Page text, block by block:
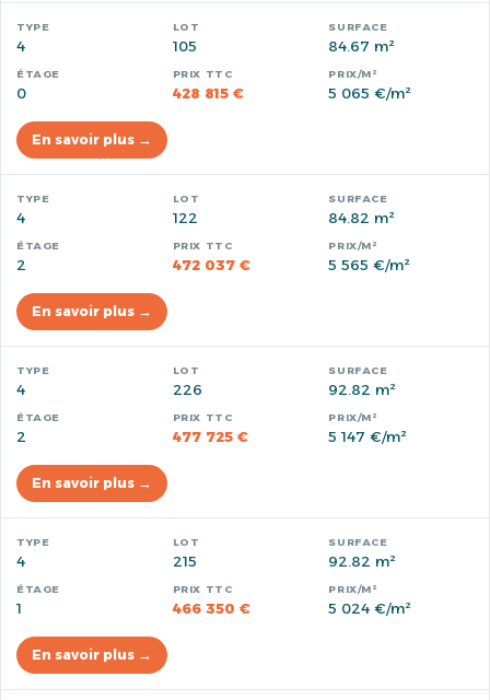
4 105 84.67 m²
0 428 815 € 5 065 €/m²
En savoir plus →
4 122 84.82 m²
2 472 037 € 5 565 €/m²
En savoir plus →
4 226 92.82 m²
2 477 725 € 5 147 €/m²
En savoir plus →
4 215 92.82 m²
1 466 350 € 5 024 €/m²
En savoir plus →